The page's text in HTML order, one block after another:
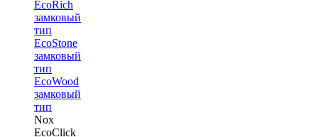
EcoRich
замковый
тип
EcoStone
замковый
тип
EcoWood
замковый
тип
Nox
EcoClick